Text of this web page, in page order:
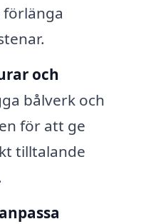
och
bålverk och
för att ge
tilltalande